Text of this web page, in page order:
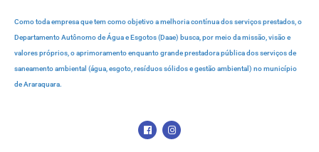
Como toda empresa que tem como objetivo a melhoria contínua dos serviços prestados, o
Departamento Autônomo de Água e Esgotos (Daae) busca, por meio da missão, visão e
valores próprios, o aprimoramento enquanto grande prestadora pública dos serviços de
saneamento ambiental (água, esgoto, resíduos sólidos e gestão ambiental) no município
de Araraquara.